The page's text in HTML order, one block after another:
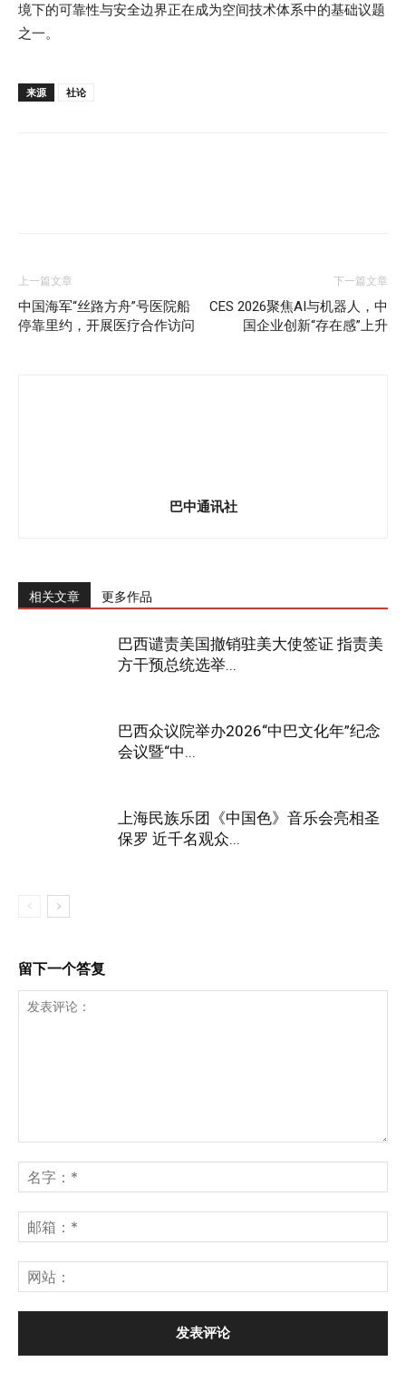
境下的可靠性与安全边界正在成为空间技术体系中的基础议题
之一。
来源 社论
上一篇文章
中国海军“丝路方舟”号医院船
停靠里约，开展医疗合作访问
下一篇文章
CES 2026聚焦AI与机器人，中
国企业创新“存在感”上升
巴中通讯社
相关文章 更多作品
巴西谴责美国撤销驻美大使签证 指责美
方干预总统选举...
巴西众议院举办2026“中巴文化年”纪念
会议暨“中...
上海民族乐团《中国色》音乐会亮相圣
保罗 近千名观众...
留下一个答复